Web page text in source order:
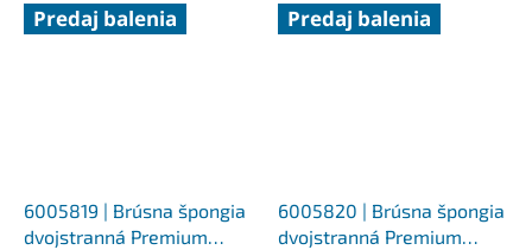
Predaj balenia
6005819 | Brúsna špongia
dvojstranná Premium
Predaj balenia
6005820 | Brúsna špongia
dvojstranná Premium